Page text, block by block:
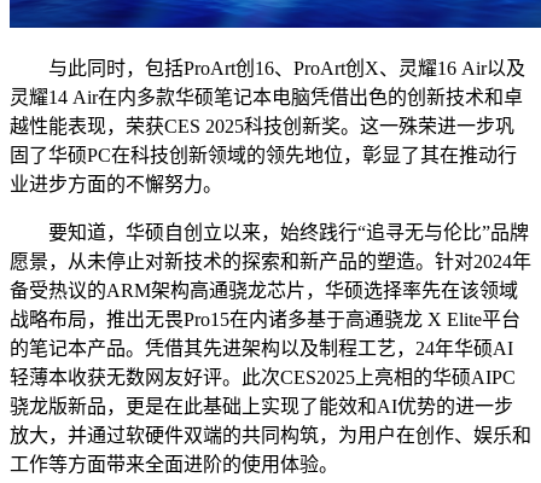
与此同时，包括ProArt创16、ProArt创X、灵耀16 Air以及
灵耀14 Air在内多款华硕笔记本电脑凭借出色的创新技术和卓
越性能表现，荣获CES 2025科技创新奖。这一殊荣进一步巩
固了华硕PC在科技创新领域的领先地位，彰显了其在推动行
业进步方面的不懈努力。
要知道，华硕自创立以来，始终践行“追寻无与伦比”品牌
愿景，从未停止对新技术的探索和新产品的塑造。针对2024年
备受热议的ARM架构高通骁龙芯片，华硕选择率先在该领域
战略布局，推出无畏Pro15在内诸多基于高通骁龙 X Elite平台
的笔记本产品。凭借其先进架构以及制程工艺，24年华硕AI
轻薄本收获无数网友好评。此次CES2025上亮相的华硕AIPC
骁龙版新品，更是在此基础上实现了能效和AI优势的进一步
放大，并通过软硬件双端的共同构筑，为用户在创作、娱乐和
工作等方面带来全面进阶的使用体验。